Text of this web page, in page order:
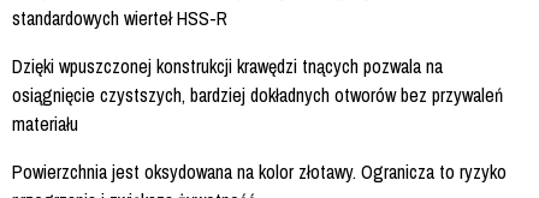
standardowych wierteł HSS-R
Dzięki wpuszczonej konstrukcji krawędzi tnących pozwala na
osiągnięcie czystszych, bardziej dokładnych otworów bez przywaleń
materiału
Powierzchnia jest oksydowana na kolor złotawy. Ogranicza to ryzyko